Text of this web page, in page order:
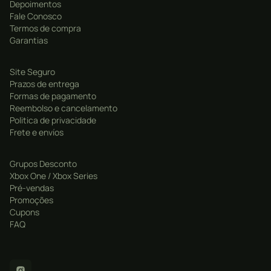
Temporada Completa: Inclui todos os 5 episódios da
saga, oferecendo a experiência completa de Life is
Escolhas que Moldam a História: Cada decisão afeta o
relacionamento entre os irmãos e o desfecho da
trama.
Narrativa Emocional: Uma história com temas
Personagens Profundos: Conheça pessoas
marcantes ao longo da jornada e descubra suas
histórias e segredos.
Trilha Sonora Inesquecível: Músicas originais e
Depoimentos
Fale Conosco
Termos de compra
Garantias
Site Seguro
Prazos de entrega
Formas de pagamento
Reembolso e cancelamento
Politica de privacidade
Frete e envíos
Grupos Desconto
Xbox One / Xbox Series
Pré-vendas
Promoções
Cupons
FAQ